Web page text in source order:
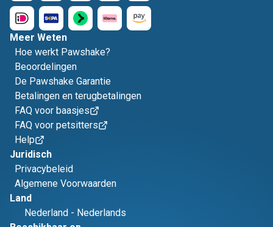
Meer Weten
Hoe werkt Pawshake?
Beoordelingen
De Pawshake Garantie
Betalingen en terugbetalingen
FAQ voor baasjes
FAQ voor petsitters
Help
Juridisch
Privacybeleid
Algemene Voorwaarden
Land
Nederland - Nederlands